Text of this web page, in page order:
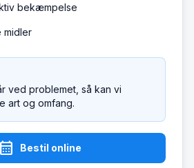
bekæmpelse
midler
ved problemet, så kan vi
art og omfang.
calendar_month Bestil online